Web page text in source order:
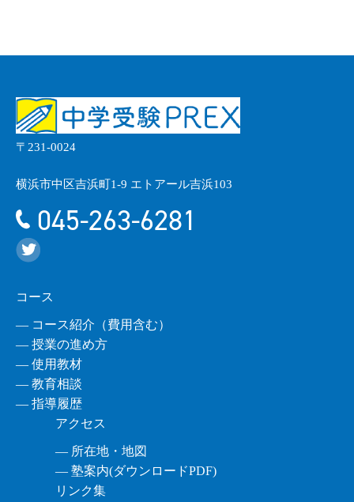
〒231-0024
横浜市中区吉浜町1-9 エトアール吉浜103
045-263-6281
コース
― コース紹介（費用含む）
― 授業の進め方
― 使用教材
― 教育相談
― 指導履歴
アクセス
― 所在地・地図
― 塾案内(ダウンロードPDF)
リンク集